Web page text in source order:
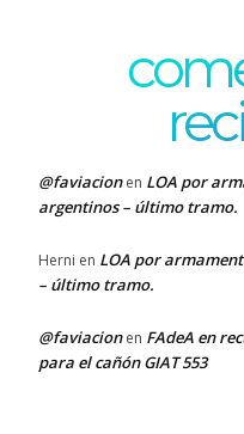
@faviacionen LOA por
argentinos – último tramo.
Herni en LOA por
– último tramo.
@faviacionen FAdeA en
para el cañón GIAT 553